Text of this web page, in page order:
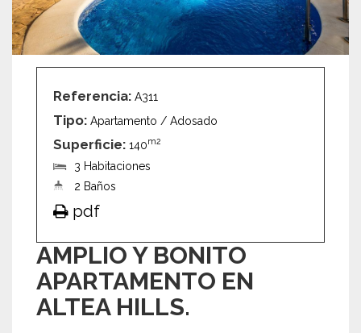
Referencia: A311
Tipo: Apartamento / Adosado
Superficie: 140m2
3 Habitaciones
2 Baños
pdf
AMPLIO Y BONITO
APARTAMENTO EN
ALTEA HILLS.